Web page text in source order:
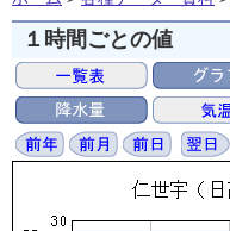
１時間ごとの値